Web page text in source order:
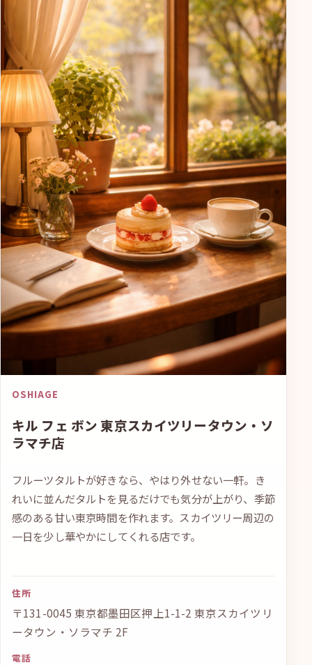
OSHIAGE
キル フェ ボン 東京スカイツリータウン・ソ
ラマチ店
フルーツタルトが好きなら、やはり外せない一軒。き
れいに並んだタルトを見るだけでも気分が上がり、季節
感のある甘い東京時間を作れます。スカイツリー周辺の
一日を少し華やかにしてくれる店です。
住所
〒131-0045 東京都墨田区押上1-1-2 東京スカイツリ
ータウン・ソラマチ 2F
電話